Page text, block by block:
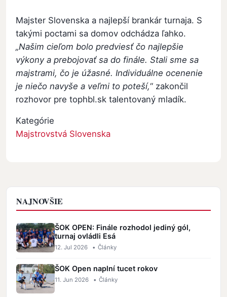
Majster Slovenska a najlepší brankár turnaja. S
takými poctami sa domov odchádza ľahko.
„Našim cieľom bolo predviesť čo najlepšie
výkony a prebojovať sa do finále. Stali sme sa
majstrami, čo je úžasné. Individuálne ocenenie
je niečo navyše a veľmi to poteší,“ zakončil
rozhovor pre tophbl.sk talentovaný mladík.
Kategórie
Majstrovstvá Slovenska
NAJNOVŠIE
ŠOK OPEN: Finále rozhodol jediný gól,
turnaj ovládli Esá
12. Jul 2026 • Články
ŠOK Open naplní tucet rokov
11. Jun 2026 • Články